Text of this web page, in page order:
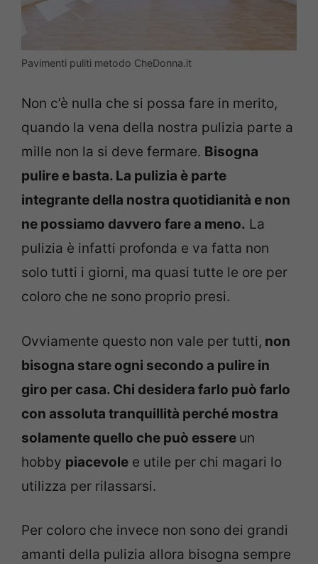
Pavimenti puliti metodo CheDonna.it
Non c’è nulla che si possa fare in merito,
quando la vena della nostra pulizia parte a
mille non la si deve fermare. Bisogna
pulire e basta. La pulizia è parte
integrante della nostra quotidianità e non
ne possiamo davvero fare a meno. La
pulizia è infatti profonda e va fatta non
solo tutti i giorni, ma quasi tutte le ore per
coloro che ne sono proprio presi.
Ovviamente questo non vale per tutti, non
bisogna stare ogni secondo a pulire in
giro per casa. Chi desidera farlo può farlo
con assoluta tranquillità perché mostra
solamente quello che può essere un
hobby piacevole e utile per chi magari lo
utilizza per rilassarsi.
Per coloro che invece non sono dei grandi
amanti della pulizia allora bisogna sempre